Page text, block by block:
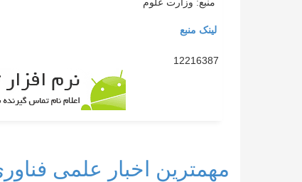
منبع: وزارت علوم
لینک منبع
12216387
مهمترین اخبار علمی